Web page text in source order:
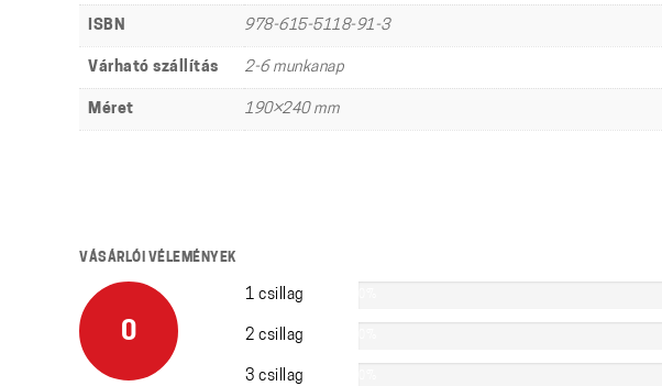
ISBN 978-615-5118-91-3
Várható szállítás 2-6 munkanap
Méret 190×240 mm
VÁSÁRLÓI VÉLEMÉNYEK
0
1 csillag
2 csillag
3 csillag